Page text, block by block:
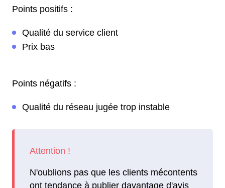
Points positifs :
Qualité du service client
Prix bas
Points négatifs :
Qualité du réseau jugée trop instable
N'oublions pas que les clients mécontents
ont tendance à publier davantage d'avis